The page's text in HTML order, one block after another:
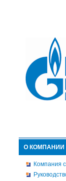
О КОМПАНИИ
Компания